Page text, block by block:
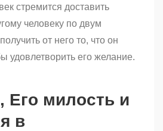
стремится доставить
человеку по двум
от него то, что он
удовлетворить его желание.
Его милость и
в